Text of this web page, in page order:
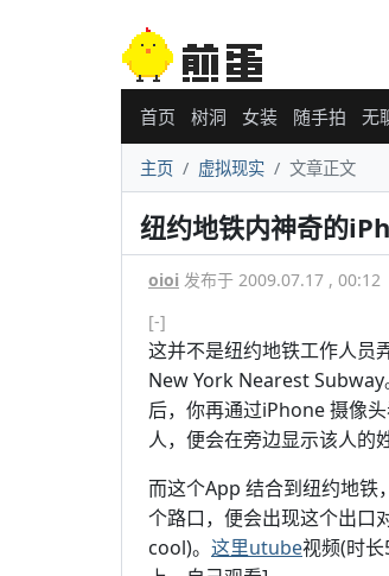
首页 树洞 女装 随手拍 无
主页 虚拟现实 文章正文
纽约地铁内神奇的
oioi 发布于 2009.07.17 , 00:12
[-]
这并不是纽约地铁工作人员
New York Nearest Subway
后，你再通过iPhone 摄像
人，便会在旁边显示该人的
而这个App 结合到纽约地铁
个路口，便会出现这个出口
cool)。 这里utube视频(时